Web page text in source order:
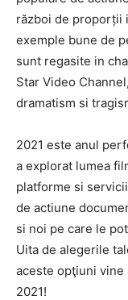
război de proporții
exemple bune de
sunt regasite in
Star Video
dramatism si
2021 este anul
a explorat lumea
platforme si
de actiune
si noi pe care le
Uita de alegerile
aceste opţiuni
2021!